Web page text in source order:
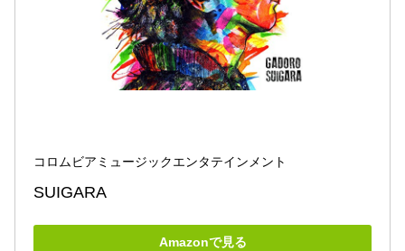
コロムビアミュージックエンタテインメント
SUIGARA
Amazonで見る